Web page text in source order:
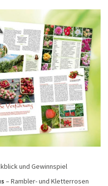
und Gewinnspiel
– Rambler- und Kletterrosen